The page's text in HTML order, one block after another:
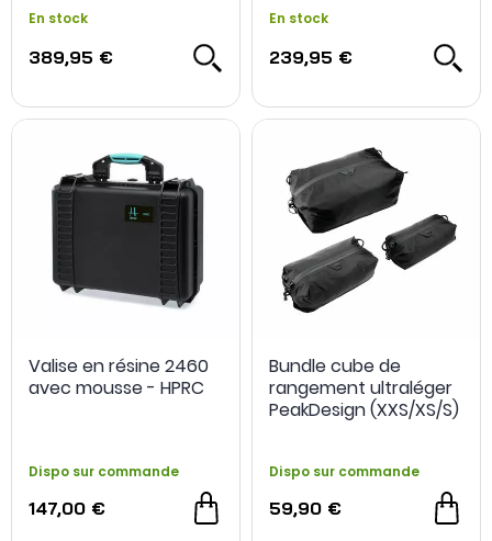
En stock
389,95 €
En stock
239,95 €
Valise en résine 2460
avec mousse - HPRC
Dispo sur commande
147,00 €
Bundle cube de
rangement ultraléger
PeakDesign (XXS/XS/S)
Dispo sur commande
59,90 €